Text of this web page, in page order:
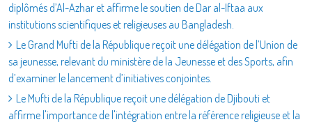
diplômés d’Al-Azhar et affirme le soutien de Dar al-Iftaa aux
institutions scientifiques et religieuses au Bangladesh.
Le Grand Mufti de la République reçoit une délégation de l’Union de
sa jeunesse, relevant du ministère de la Jeunesse et des Sports, afin
d’examiner le lancement d’initiatives conjointes.
Le Mufti de la République reçoit une délégation de Djibouti et
affirme l'importance de l'intégration entre la référence religieuse et la